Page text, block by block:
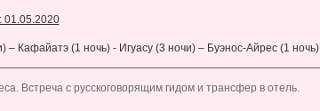
01.05.2020
Кафайатэ (1 ночь) - Игуасу (3 ночи) – Буэнос-Айрес (1 ночь)
Встреча с русскоговорящим гидом и трансфер в отель.